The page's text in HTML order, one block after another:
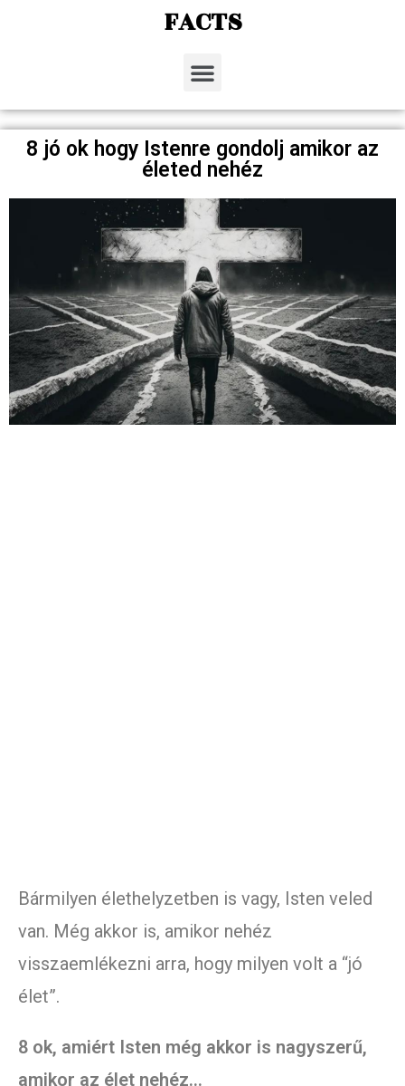
FACTS
8 jó ok hogy Istenre gondolj amikor az
életed nehéz
Bármilyen élethelyzetben is vagy, Isten veled
van. Még akkor is, amikor nehéz
visszaemlékezni arra, hogy milyen volt a “jó
élet”.
8 ok, amiért Isten még akkor is nagyszerű,
amikor az élet nehéz…